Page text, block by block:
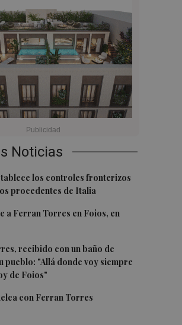
Noticias
los controles fronterizos
procedentes de Italia
a Ferran Torres en Foios, en
recibido con un baño de
pueblo: "Allá donde voy siempre
de Foios"
con Ferran Torres